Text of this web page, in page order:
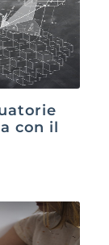
con il